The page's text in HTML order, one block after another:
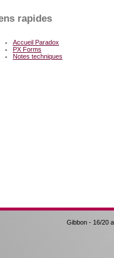
rapides
Accueil Paradox
PX Forms
Notes techniques
Gibbon- 16/20